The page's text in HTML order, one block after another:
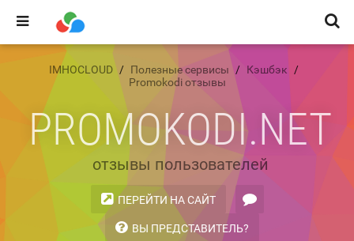
IMHOCLOUD Полезные сервисы
Кэшбэк
Promokodi отзывы
PROMOKODI.NET
отзывы пользователей
ПЕРЕЙТИ НА САЙТ
ВЫ ПРЕДСТАВИТЕЛЬ?